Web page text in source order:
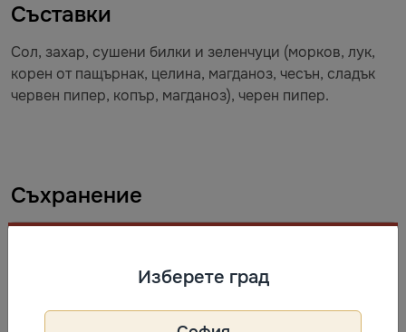
Съставки
Сол, захар, сушени билки и зеленчуци (морков, лук,
корен от пащърнак, целина, магданоз, чесън, сладък
червен пипер, копър, магданоз), черен пипер.
Съхранение
храни, при температура до 30 °C и относителна
Изберете град